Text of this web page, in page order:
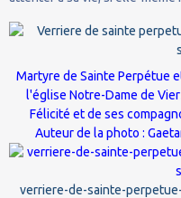
Martyre de Sainte Perpétue
l'église Notre-Dame de
Félicité et de ses
Auteur de la photo :
verriere-de-sainte-